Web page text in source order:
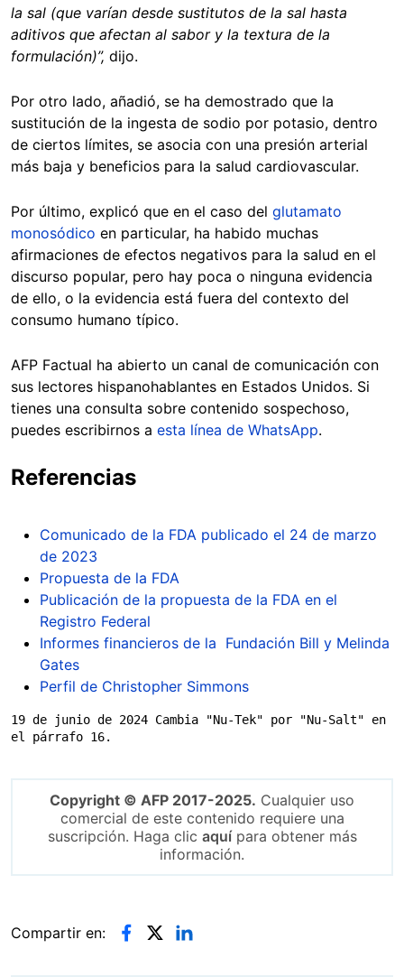
la sal (que varían desde sustitutos de la sal hasta
aditivos que afectan al sabor y la textura de la
formulación)”, dijo.
Por otro lado, añadió, se ha demostrado que la
sustitución de la ingesta de sodio por potasio, dentro
de ciertos límites, se asocia con una presión arterial
más baja y beneficios para la salud cardiovascular.
Por último, explicó que en el caso del glutamato
monosódico en particular, ha habido muchas
afirmaciones de efectos negativos para la salud en el
discurso popular, pero hay poca o ninguna evidencia
de ello, o la evidencia está fuera del contexto del
consumo humano típico.
AFP Factual ha abierto un canal de comunicación con
sus lectores hispanohablantes en Estados Unidos. Si
tienes una consulta sobre contenido sospechoso,
puedes escribirnos a esta línea de WhatsApp.
Referencias
Comunicado de la FDA publicado el 24 de marzo
de 2023
Propuesta de la FDA
Publicación de la propuesta de la FDA en el
Registro Federal
Informes financieros de la Fundación Bill y Melinda
Gates
Perfil de Christopher Simmons
19 de junio de 2024 Cambia "Nu-Tek" por "Nu-Salt" en
el párrafo 16.
Copyright © AFP 2017-2025. Cualquier uso
comercial de este contenido requiere una
suscripción. Haga clic aquípara obtener más
información.
Compartir en: